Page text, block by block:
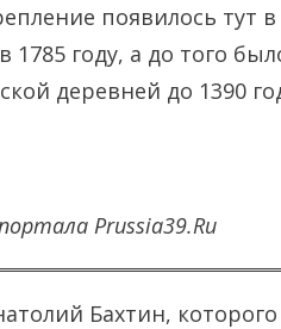
появилось тут
году, а до того
деревней до 1390
Prussia39.Ru
Бахтин,